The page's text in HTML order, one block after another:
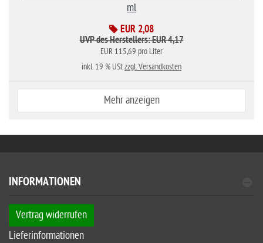
ml
EUR 2,08
UVP des Herstellers: EUR 4,17
EUR 115,69 pro Liter
inkl. 19 % UStzzgl. Versandkosten
Mehr anzeigen
INFORMATIONEN
Vertrag widerrufen
Lieferinformationen